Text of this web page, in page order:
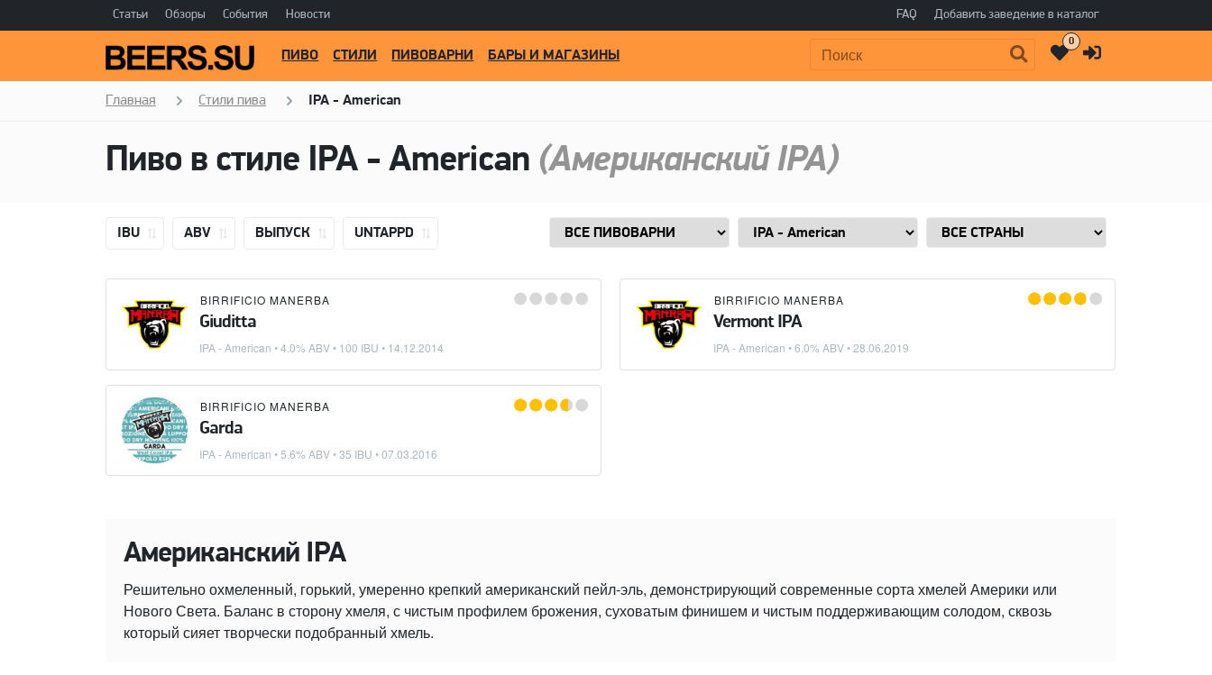
Статьи Обзоры События Новости FAQ Добавить заведение в каталог
Поиск:
ПИВО СТИЛИ ПИВОВАРНИ БАРЫ И МАГАЗИНЫ
0
Главная Стили пива IPA - American
Пиво в стиле IPA - American (Американский IPA)
IBU ABV ВЫПУСК UNTAPPD
BIRRIFICIO MANERBA
Giuditta
IPA - American • 4.0% ABV • 100 IBU • 14.12.2014
BIRRIFICIO MANERBA
Vermont IPA
IPA - American • 6.0% ABV •28.06.2019
BIRRIFICIO MANERBA
Garda
IPA - American • 5.6% ABV • 35 IBU •07.03.2016
Американский IPA
Решительно охмеленный, горький, умеренно крепкий американский пейл-эль, демонстрирующий современные сорта хмелей Америки или
Нового Света. Баланс в сторону хмеля, с чистым профилем брожения, суховатым финишем и чистым поддерживающим солодом, сквозь
который сияет творчески подобранный хмель.